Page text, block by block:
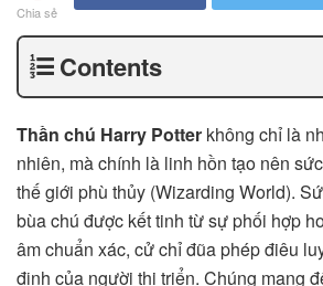
Chia sẻ
Contents
Thần chú Harry Potter không chỉ là
nhiên, mà chính là linh hồn tạo nên
thế giới phù thủy (Wizarding World).
bùa chú được kết tinh từ sự phối hợp
âm chuẩn xác, cử chỉ đũa phép điêu
định của người thi triển. Chúng mang